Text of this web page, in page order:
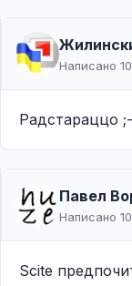
Написано
Радстараццо
Павел
Написано
Scite